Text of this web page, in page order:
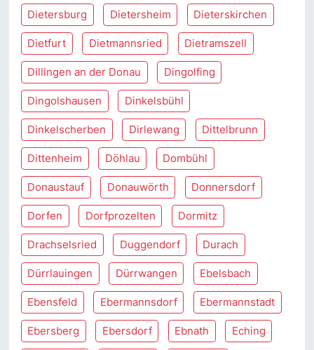
Dietersburg Dietersheim Dieterskirchen
Dietfurt Dietmannsried Dietramszell
Dillingen an der Donau Dingolfing
Dingolshausen Dinkelsbühl
Dinkelscherben Dirlewang Dittelbrunn
Dittenheim Döhlau Dombühl
Donaustauf Donauwörth Donnersdorf
Dorfen Dorfprozelten Dormitz
Drachselsried Duggendorf Durach
Dürrlauingen Dürrwangen Ebelsbach
Ebensfeld Ebermannsdorf Ebermannstadt
Ebersberg Ebersdorf Ebnath Eching